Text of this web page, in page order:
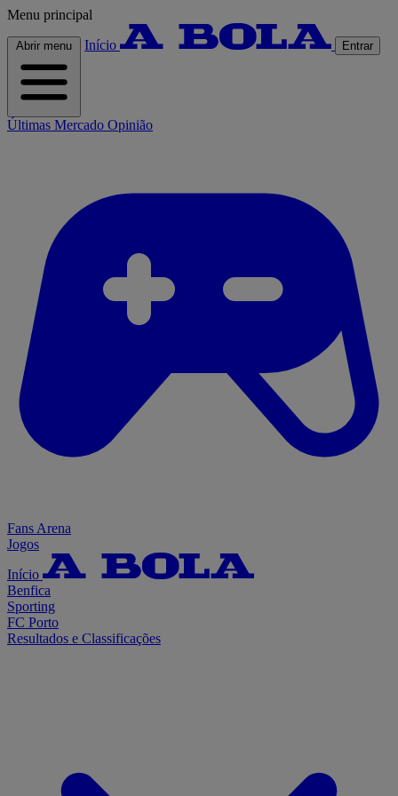
Menu principal
Abrir menu Início Entrar
Últimas Mercado Opinião
Fans Arena
Jogos
Início
Benfica
Sporting
FC Porto
Resultados e Classificações